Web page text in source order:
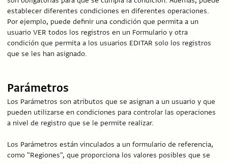
establecer diferentes condiciones en diferentes operaciones.
Por ejemplo, puede definir una condición que permita a un
usuario VER todos los registros en un Formulario y otra
condición que permita a los usuarios EDITAR solo los registros
que se les han asignado.
Parámetros
Los Parámetros son atributos que se asignan a un usuario y que
pueden utilizarse en condiciones para controlar las operaciones
a nivel de registro que se le permite realizar.
Los Parámetros están vinculados a un formulario de referencia,
como "Regiones", que proporciona los valores posibles que se